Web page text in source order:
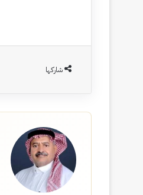
شاركها